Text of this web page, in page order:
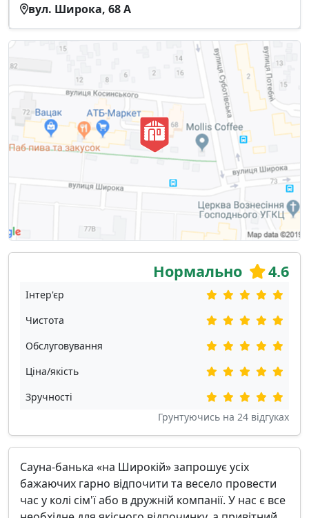
вул. Широка, 68 А
Нормально 4.6
Інтер'єр
Чистота
Обслуговування
Ціна/якість
Зручності
Грунтуючись на 24 відгуках
Сауна-банька «на Широкій» запрошує усіх
бажаючих гарно відпочити та весело провести
час у колі сім'ї або в дружній компанії. У нас є все